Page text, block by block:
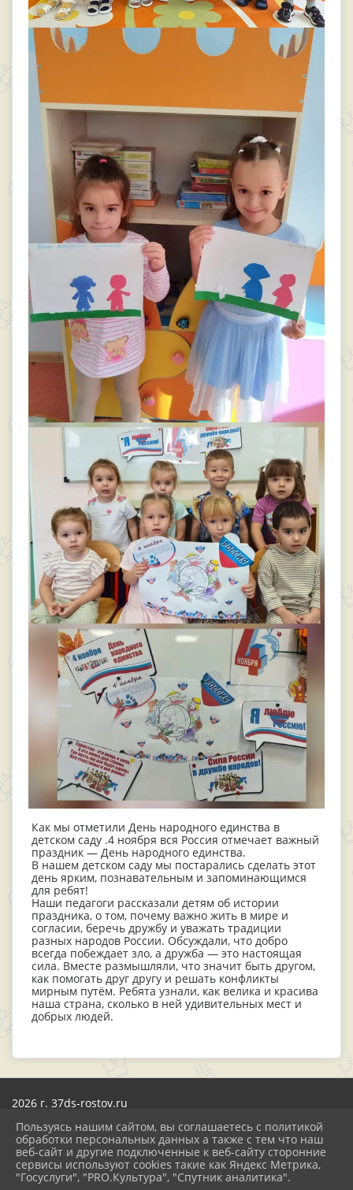
Как мы отметили День народного единства в
детском саду .4 ноября вся Россия отмечает важный
праздник — День народного единства.
В нашем детском саду мы постарались сделать этот
день ярким, познавательным и запоминающимся
для ребят!
Наши педагоги рассказали детям об истории
праздника, о том, почему важно жить в мире и
согласии, беречь дружбу и уважать традиции
разных народов России. Обсуждали, что добро
всегда побеждает зло, а дружба — это настоящая
сила. Вместе размышляли, что значит быть другом,
как помогать друг другу и решать конфликты
мирным путём. Ребята узнали, как велика и красива
наша страна, сколько в ней удивительных мест и
добрых людей.
2026 г. 37ds-rostov.ru
Карта сайта
Политика обработки персональных данных
Сделано на KubCMS
Разработка и поддержка
Пользуясь нашим сайтом, вы соглашаетесь с политикой
обработки персональных данных а также с тем что наш
веб-сайт и другие подключенные к веб-сайту сторонние
сервисы используют cookies такие как Яндекс Метрика,
"Госуслуги", "PRO.Культура", "Спутник аналитика".